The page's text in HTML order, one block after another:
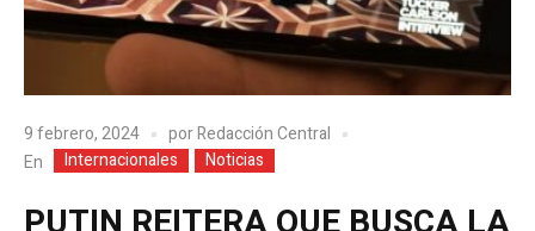
9 febrero, 2024 porRedacción Central
En
Internacionales Noticias